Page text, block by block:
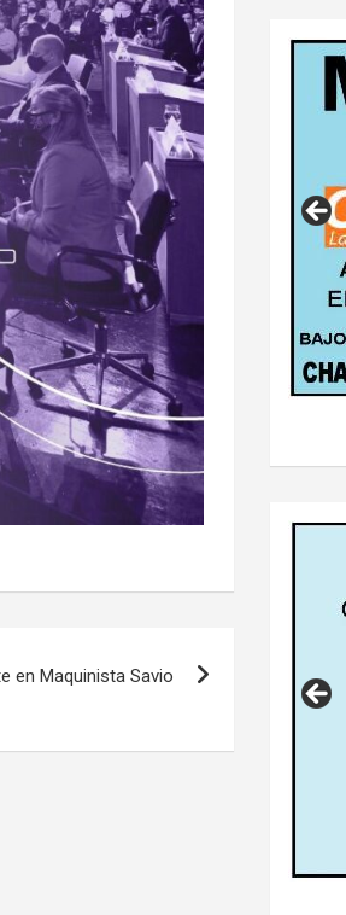
en Maquinista Savio